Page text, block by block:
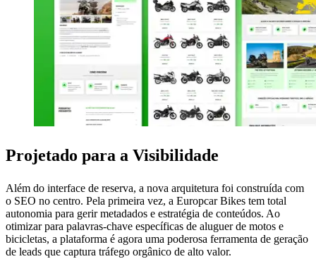
Projetado para a Visibilidade
Além do interface de reserva, a nova arquitetura foi construída com
o SEO no centro. Pela primeira vez, a Europcar Bikes tem total
autonomia para gerir metadados e estratégia de conteúdos. Ao
otimizar para palavras-chave específicas de aluguer de motos e
bicicletas, a plataforma é agora uma poderosa ferramenta de geração
de leads que captura tráfego orgânico de alto valor.